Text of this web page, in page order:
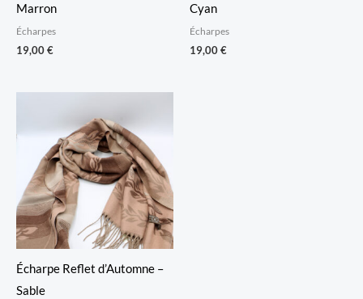
Marron
Écharpes
19,00€
Cyan
Écharpes
19,00€
Écharpe Reflet d’Automne –
Sable